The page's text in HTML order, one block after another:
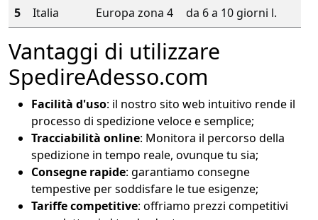
5 Italia Europa zona 4 da 6 a 10 giorni l.
Vantaggi di utilizzare
SpedireAdesso.com
Facilità d'uso: il nostro sito web intuitivo rende il
processo di spedizione veloce e semplice;
Tracciabilità online: Monitora il percorso della
spedizione in tempo reale, ovunque tu sia;
Consegne rapide: garantiamo consegne
tempestive per soddisfare le tue esigenze;
Tariffe competitive: offriamo prezzi competitivi